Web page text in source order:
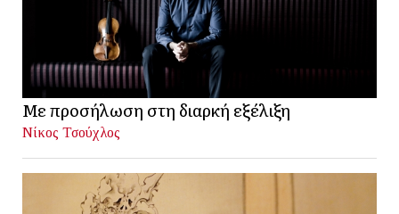
Με προσήλωση στη διαρκή εξέλιξη
Νίκος Τσούχλος